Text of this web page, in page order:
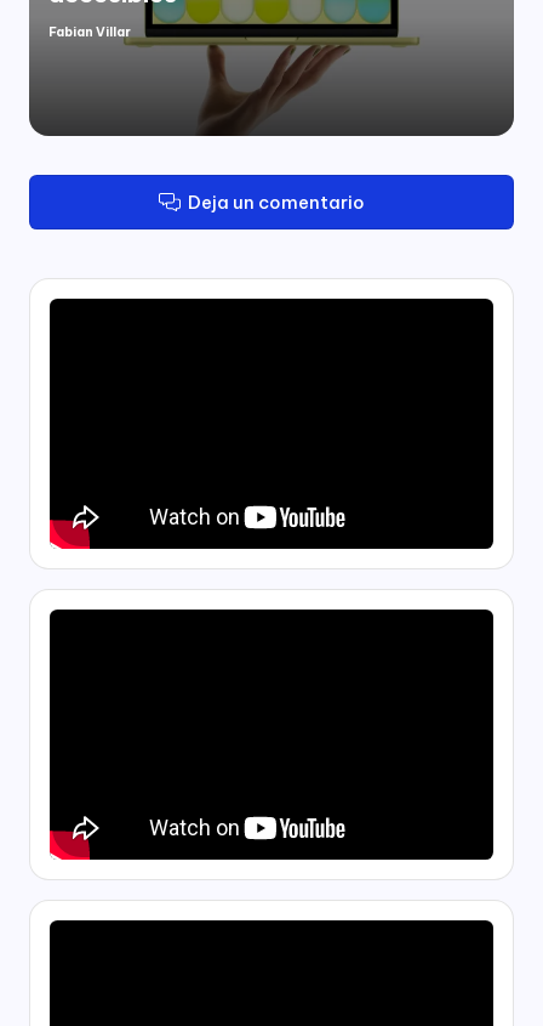
Publicado
Fabian Villar
Deja un comentario